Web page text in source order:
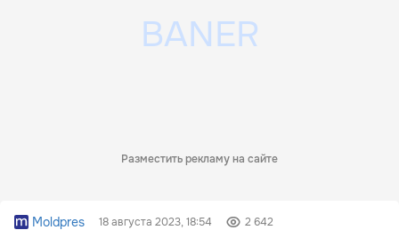
Разместить рекламу на сайте
Moldpres 18 августа 2023, 18:54 2 642